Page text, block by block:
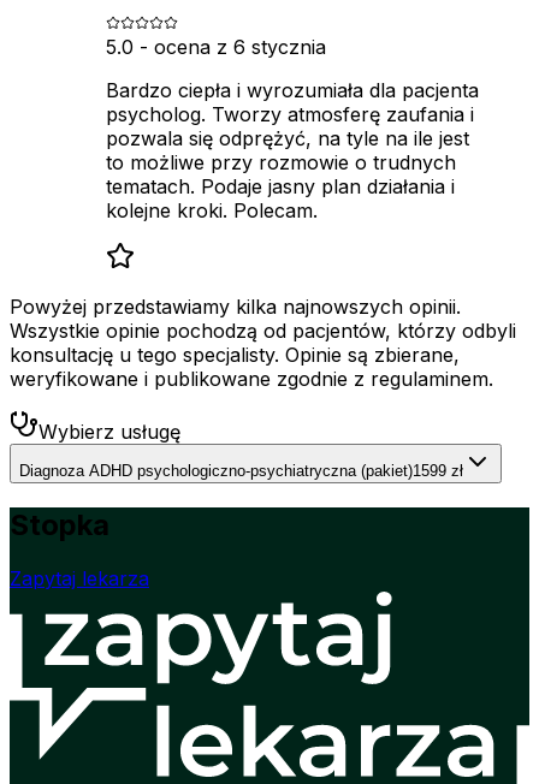
5.0 - ocena z 6 stycznia
Bardzo ciepła i wyrozumiała dla pacjenta
psycholog. Tworzy atmosferę zaufania i
pozwala się odprężyć, na tyle na ile jest
to możliwe przy rozmowie o trudnych
tematach. Podaje jasny plan działania i
kolejne kroki. Polecam.
Powyżej przedstawiamy kilka najnowszych opinii.
Wszystkie opinie pochodzą od pacjentów, którzy odbyli
konsultację u tego specjalisty. Opinie są zbierane,
weryfikowane i publikowane zgodnie z regulaminem.
Wybierz usługę
Diagnoza ADHD psychologiczno-psychiatryczna (pakiet)1599 zł
Stopka
Zapytaj lekarza